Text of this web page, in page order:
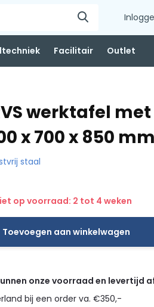
Facilitair Outlet
werktafel met
x 700 x 850 mm
staal
op voorraad: 2 tot 4 weken
Toevoegen aan winkelwagen
onze voorraad en levertijd
bij een order va. €350,-